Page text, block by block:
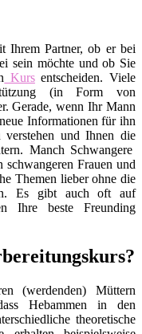
Ihrem Partner, ob er bei
sein möchte und ob Sie
Kursentscheiden. Viele
(in Form von
Gerade, wenn Ihr Mann
Informationen für ihn
und Ihnen die
Manch Schwangere
Frauen und
Themen lieber ohne die
Es gibt auch oft auf
Ihre beste Freunding
(werdenden) Müttern
Hebammen in den
theoretische